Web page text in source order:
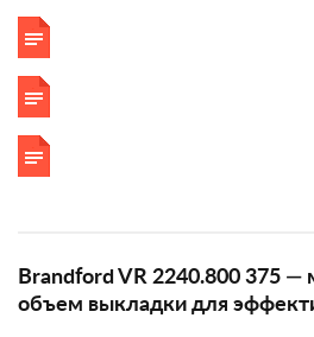
Brandford VR 2240.800 375
объем выкладки для